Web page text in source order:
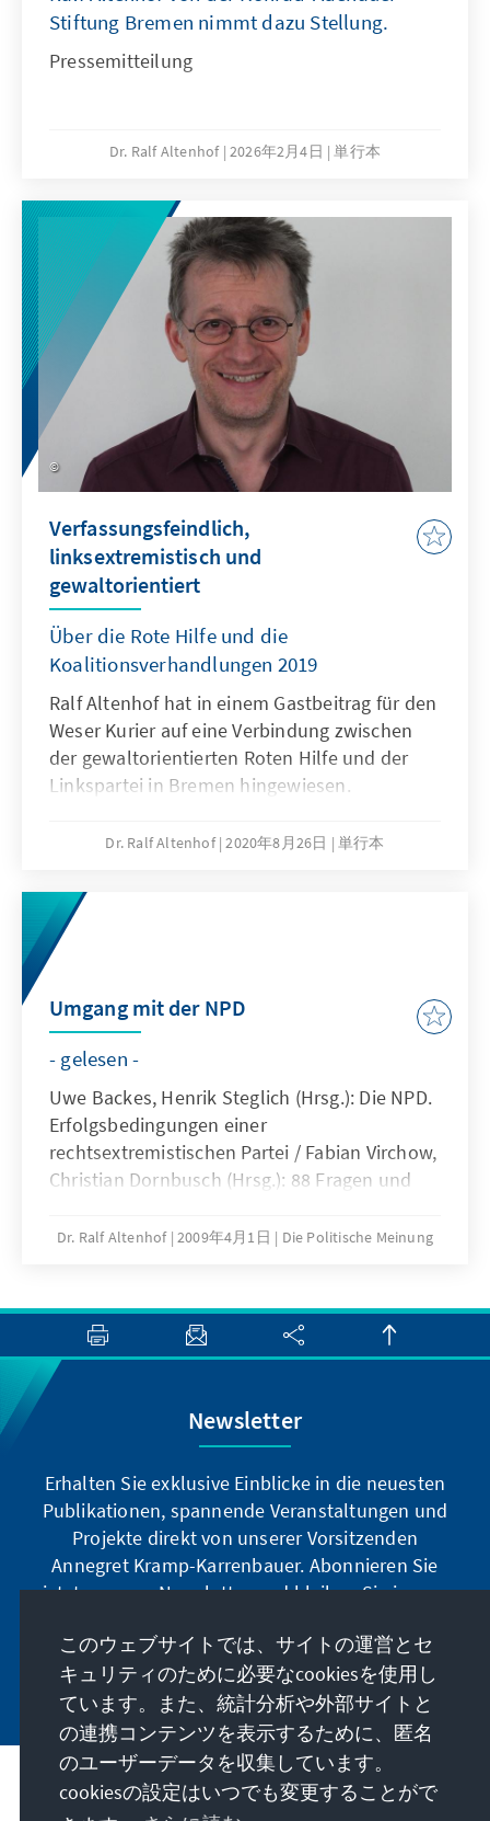
Stiftung Bremen nimmt dazu Stellung.
Pressemitteilung
Dr. Ralf Altenhof 2026年2月4日 単行本
Verfassungsfeindlich,
linksextremistisch und
gewaltorientiert
Über die Rote Hilfe und die
Koalitionsverhandlungen 2019
Ralf Altenhof hat in einem Gastbeitrag für den
Weser Kurier auf eine Verbindung zwischen
der gewaltorientierten Roten Hilfe und der
Linkspartei in Bremen hingewiesen.
Dr. Ralf Altenhof 2020年8月26日 単行本
Umgang mit der NPD
- gelesen -
Uwe Backes, Henrik Steglich (Hrsg.): Die NPD.
Erfolgsbedingungen einer
rechtsextremistischen Partei / Fabian Virchow,
Christian Dornbusch (Hrsg.): 88 Fragen und
Dr. Ralf Altenhof 2009年4月1日 Die Politische Meinung
Newsletter
Erhalten Sie exklusive Einblicke in die neuesten
Publikationen, spannende Veranstaltungen und
Projekte direkt von unserer Vorsitzenden
Annegret Kramp-Karrenbauer. Abonnieren Sie
jetzt unseren Newsletter und bleiben Sie immer
Jetzt abonnieren
私たちのミッション
このウェブサイトでは、サイトの運営とセ
キュリティのために必要なcookiesを使用し
ています。また、統計分析や外部サイトと
の連携コンテンツを表示するために、匿名
のユーザーデータを収集しています。
cookiesの設定はいつでも変更することがで